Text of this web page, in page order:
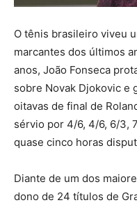
O tênis brasileiro viveu
marcantes dos últimos
anos, João Fonseca
sobre Novak Djokovic e
oitavas de final de
sérvio por 4/6, 4/6, 6/3,
quase cinco horas
Diante de um dos
dono de 24 títulos de